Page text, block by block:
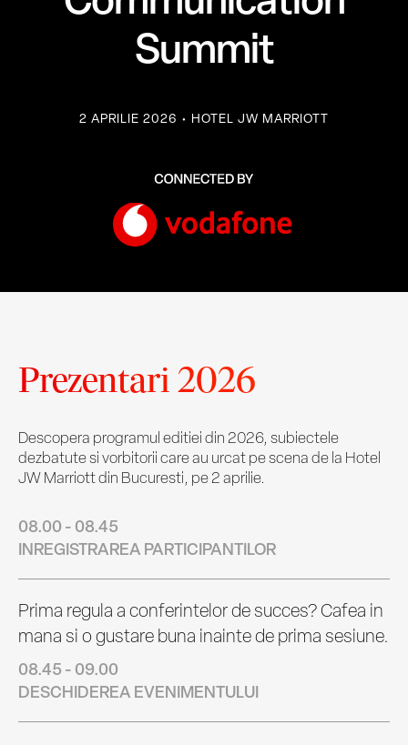
Summit
2 APRILIE 2026 • HOTEL JW MARRIOTT
Prezentari 2026
Descopera programul editiei din 2026, subiectele
dezbatute si vorbitorii care au urcat pe scena de la Hotel
JW Marriott din Bucuresti, pe 2 aprilie.
08.00 - 08.45
INREGISTRAREA PARTICIPANTILOR
Prima regula a conferintelor de succes? Cafea in
mana si o gustare buna inainte de prima sesiune.
08.45 - 09.00
DESCHIDEREA EVENIMENTULUI